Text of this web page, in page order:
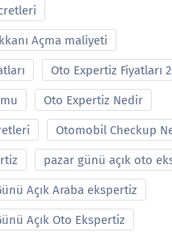
Açma maliyeti
Oto Expertiz Fiyatları
Oto Expertiz Nedir
Otomobil Checkup
pazar günü açık oto
Açık Araba ekspertiz
Açık Oto Ekspertiz